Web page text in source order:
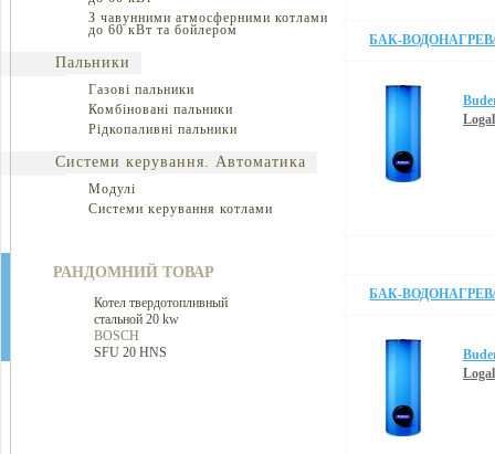
З чавунними атмосферними котлами
до 60 кВт та бойлером
Пальники
Газові пальники
Комбіновані пальники
Рідкопаливні пальники
Системи керування. Автоматика
Модулі
Системи керування котлами
РАНДОМНИЙ ТОВАР
Котел твердотопливный
стальной 20 kw
BOSCH
SFU 20 HNS
БАК-
БАК-